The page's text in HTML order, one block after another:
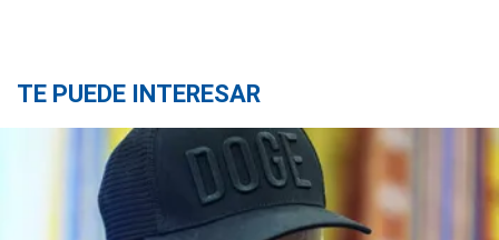
TE PUEDE INTERESAR